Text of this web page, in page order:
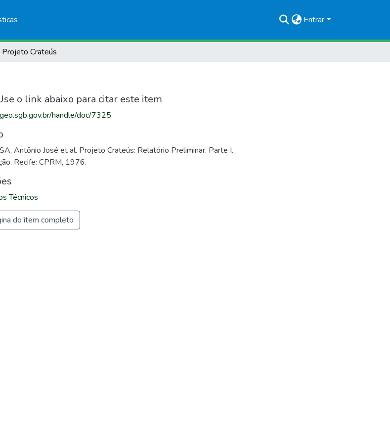
Entrar
Projeto Crateús
o link abaixo para citar este item
handle/doc/7325
Antônio José et al. Projeto Crateús: Relatório Preliminar. Parte I.
Recife: CPRM, 1976.
Técnicos
do item completo